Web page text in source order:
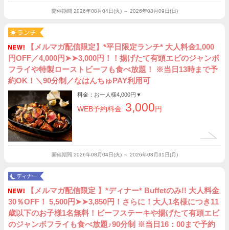
開催期間 2026年08月04日(火) ～ 2026年08月09日(日)
【メルマガ配信限定】*平日限定ランチ* 大人料金1,000
円OFF／4,000円➤➤3,000円！！揚げたて有頭エビのジャンボ
フライや特製ローストビーフも食べ放題！ ※当日13時まで予
約OK！＼90分制／なはんちゅPAY利用可
料金：お一人様4,000円 ▼
WEB予約料金 3,000円
開催期間 2026年08月04日(火) ～ 2026年08月31日(月)
【メルマガ配信限定 】*ディナー* Buffetのみ!! 大人料金
30％OFF！ 5,500円➤➤3,850円！さらに！大人1名様につき11
歳以下のお子様1名無料！ビーフステーキや揚げたて有頭エビ
のジャンボフライも食べ放題♪90分制 ※当日16：00まで予約